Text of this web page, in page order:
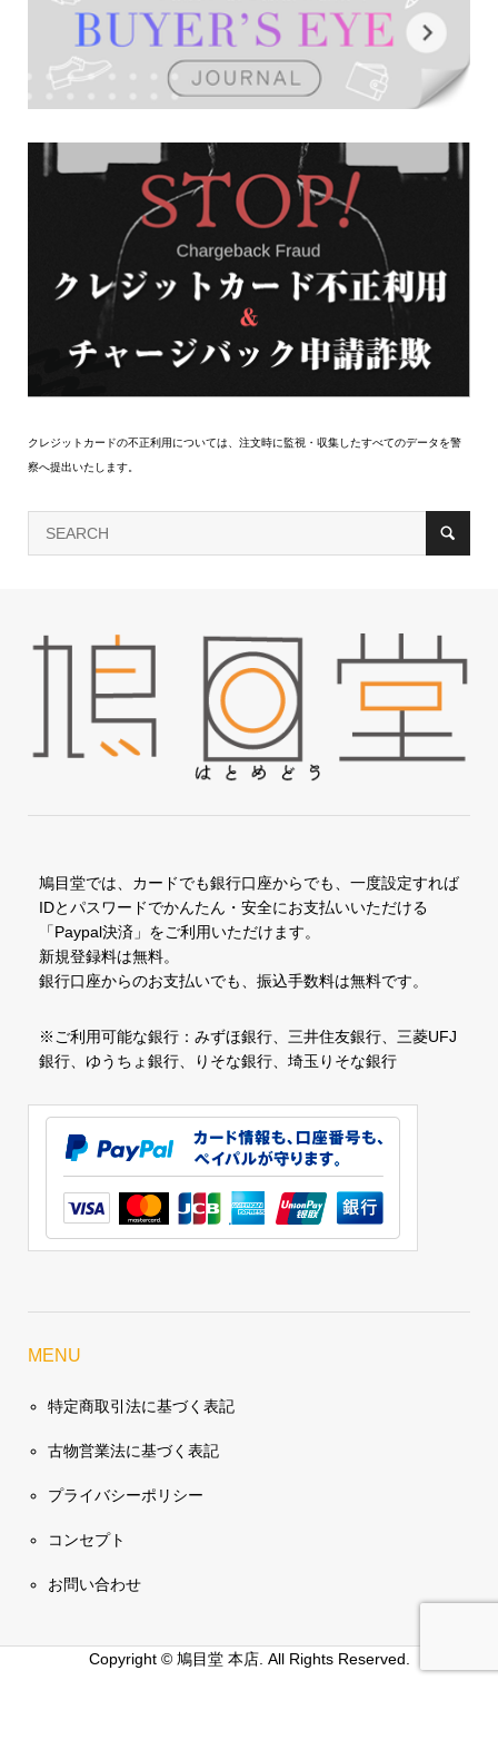
クレジットカードの不正利用については、注文時に監視・収集したすべてのデータを警
察へ提出いたします。
鳩目堂では、カードでも銀行口座からでも、一度設定すれば
IDとパスワードでかんたん・安全にお支払いいただける
「Paypal決済」をご利用いただけます。
新規登録料は無料。
銀行口座からのお支払いでも、振込手数料は無料です。
※ご利用可能な銀行：みずほ銀行、三井住友銀行、三菱UFJ
銀行、ゆうちょ銀行、りそな銀行、埼玉りそな銀行
MENU
特定商取引法に基づく表記
古物営業法に基づく表記
プライバシーポリシー
コンセプト
お問い合わせ
Copyright ©鳩目堂 本店. All Rights Reserved.